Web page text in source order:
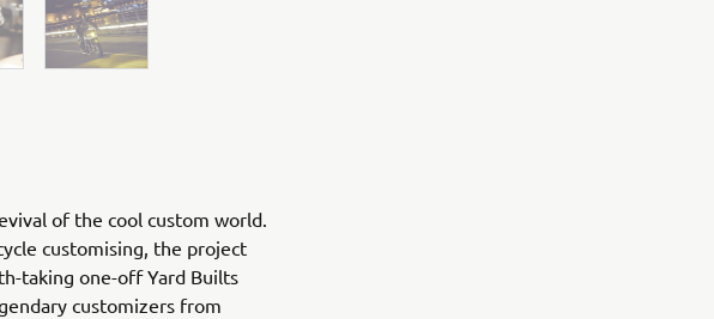
of the cool custom world.
customising, the project
taking one-off Yard Builts
customizers from